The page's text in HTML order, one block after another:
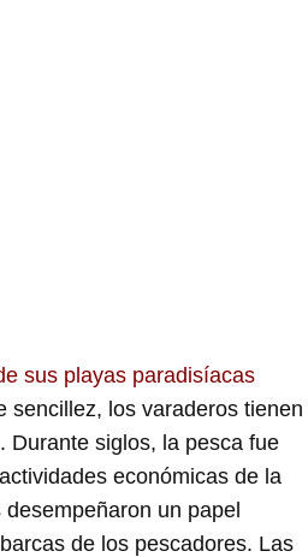
sus playas paradisíacas
sencillez, los varaderos tienen
Durante siglos, la pesca fue
económicas de la
un papel
de los pescadores. Las